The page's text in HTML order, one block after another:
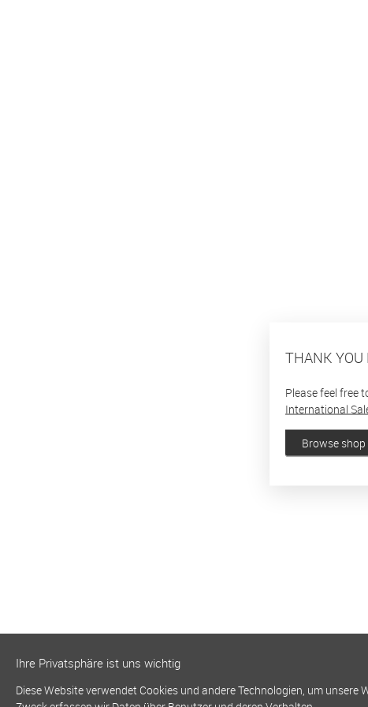
THANK YOU
Please feel free
International
Browse shop
Ihre Privatsphäre ist uns wichtig
Diese Website verwendet Cookies und andere Technologien, um